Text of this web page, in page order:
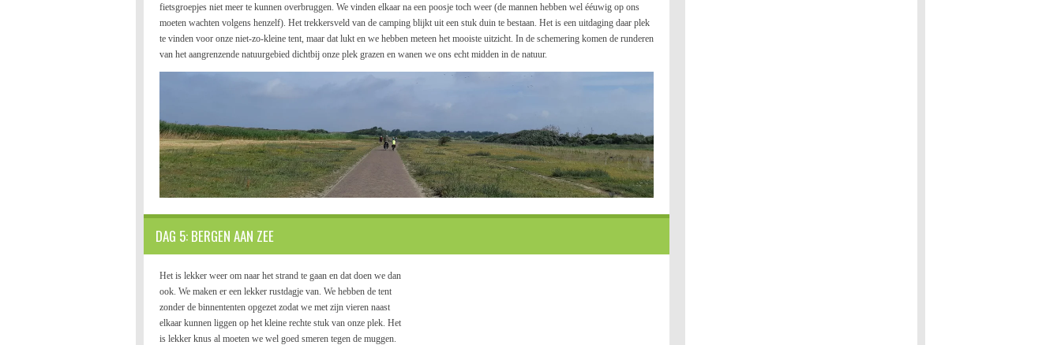
fietsgroepjes niet meer te kunnen overbruggen. We vinden elkaar na een poosje toch weer (de mannen hebben wel ééuwig op ons
moeten wachten volgens henzelf). Het trekkersveld van de camping blijkt uit een stuk duin te bestaan. Het is een uitdaging daar plek
te vinden voor onze niet-zo-kleine tent, maar dat lukt en we hebben meteen het mooiste uitzicht. In de schemering komen de runderen
van het aangrenzende natuurgebied dichtbij onze plek grazen en wanen we ons echt midden in de natuur.
DAG 5: BERGEN AAN ZEE
Het is lekker weer om naar het strand te gaan en dat doen we dan
ook. We maken er een lekker rustdagje van. We hebben de tent
zonder de binnententen opgezet zodat we met zijn vieren naast
elkaar kunnen liggen op het kleine rechte stuk van onze plek. Het
is lekker knus al moeten we wel goed smeren tegen de muggen.